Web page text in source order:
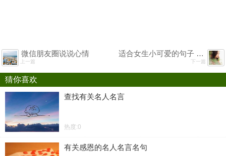
微信朋友圈说说心情
上一篇
适合女生小可爱的句子 抖音很皮很可爱的句子
下一篇
猜你喜欢
查找有关名人名言
热度:0
有关感恩的名人名言名句